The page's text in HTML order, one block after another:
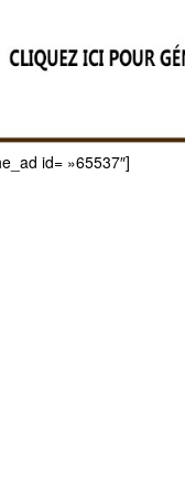
id= »65537″]